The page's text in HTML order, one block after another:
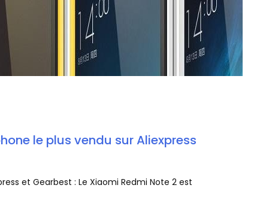
le plus vendu sur Aliexpress
et Gearbest : Le Xiaomi Redmi Note 2 est